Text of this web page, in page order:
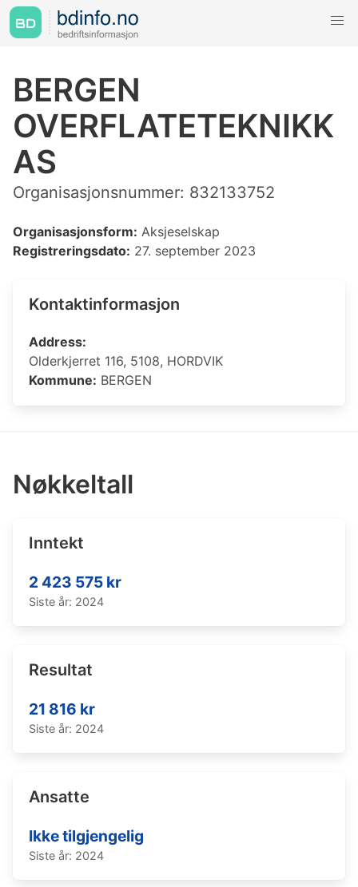
BERGEN
OVERFLATETEKNIKK
AS
Organisasjonsnummer: 832133752
Organisasjonsform: Aksjeselskap
Registreringsdato: 27. september 2023
Kontaktinformasjon
Address:
Olderkjerret 116, 5108, HORDVIK
Kommune: BERGEN
Nøkkeltall
Inntekt
2 423 575 kr
Siste år: 2024
Resultat
21 816 kr
Siste år: 2024
Ansatte
Ikke tilgjengelig
Siste år: 2024